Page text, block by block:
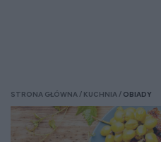
STRONA GŁÓWNA KUCHNIA OBIADY